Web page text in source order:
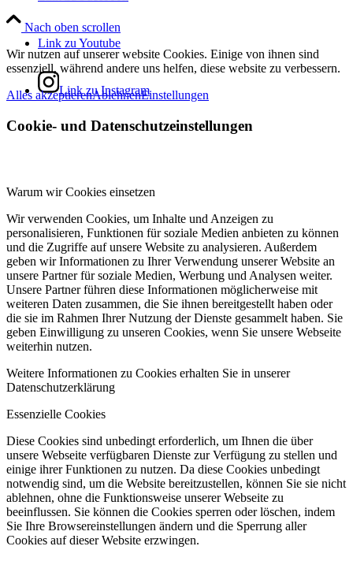
Link zu Youtube
Link zu Instagram
Nach oben scrollen
Wir nutzen auf unserer website Cookies. Einige von ihnen sind
essenziell, während andere uns helfen, diese website zu verbessern.
Alles akzeptierenAblehnenEinstellungen
Cookie- und Datenschutzeinstellungen
Warum wir Cookies einsetzen
Wir verwenden Cookies, um Inhalte und Anzeigen zu
personalisieren, Funktionen für soziale Medien anbieten zu können
und die Zugriffe auf unsere Website zu analysieren. Außerdem
geben wir Informationen zu Ihrer Verwendung unserer Website an
unsere Partner für soziale Medien, Werbung und Analysen weiter.
Unsere Partner führen diese Informationen möglicherweise mit
weiteren Daten zusammen, die Sie ihnen bereitgestellt haben oder
die sie im Rahmen Ihrer Nutzung der Dienste gesammelt haben. Sie
geben Einwilligung zu unseren Cookies, wenn Sie unsere Webseite
weiterhin nutzen.
Weitere Informationen zu Cookies erhalten Sie in unserer
Datenschutzerklärung
Essenzielle Cookies
Diese Cookies sind unbedingt erforderlich, um Ihnen die über
unsere Webseite verfügbaren Dienste zur Verfügung zu stellen und
einige ihrer Funktionen zu nutzen. Da diese Cookies unbedingt
notwendig sind, um die Website bereitzustellen, können Sie sie nicht
ablehnen, ohne die Funktionsweise unserer Webseite zu
beeinflussen. Sie können die Cookies sperren oder löschen, indem
Sie Ihre Browsereinstellungen ändern und die Sperrung aller
Cookies auf dieser Website erzwingen.